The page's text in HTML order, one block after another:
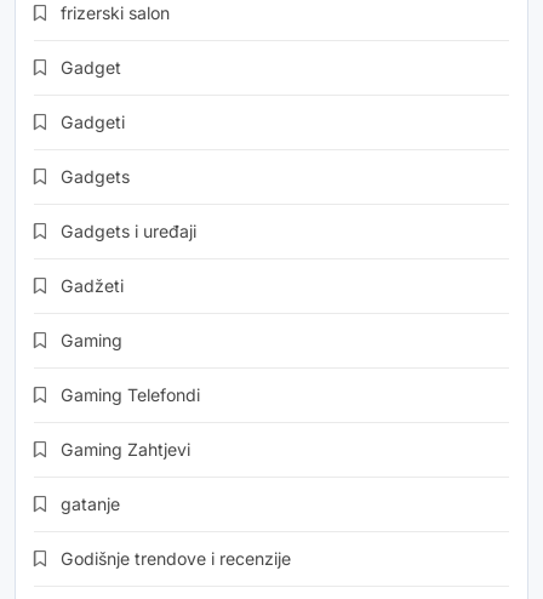
frizerski salon
Gadget
Gadgeti
Gadgets
Gadgets i uređaji
Gadžeti
Gaming
Gaming Telefondi
Gaming Zahtjevi
gatanje
Godišnje trendove i recenzije